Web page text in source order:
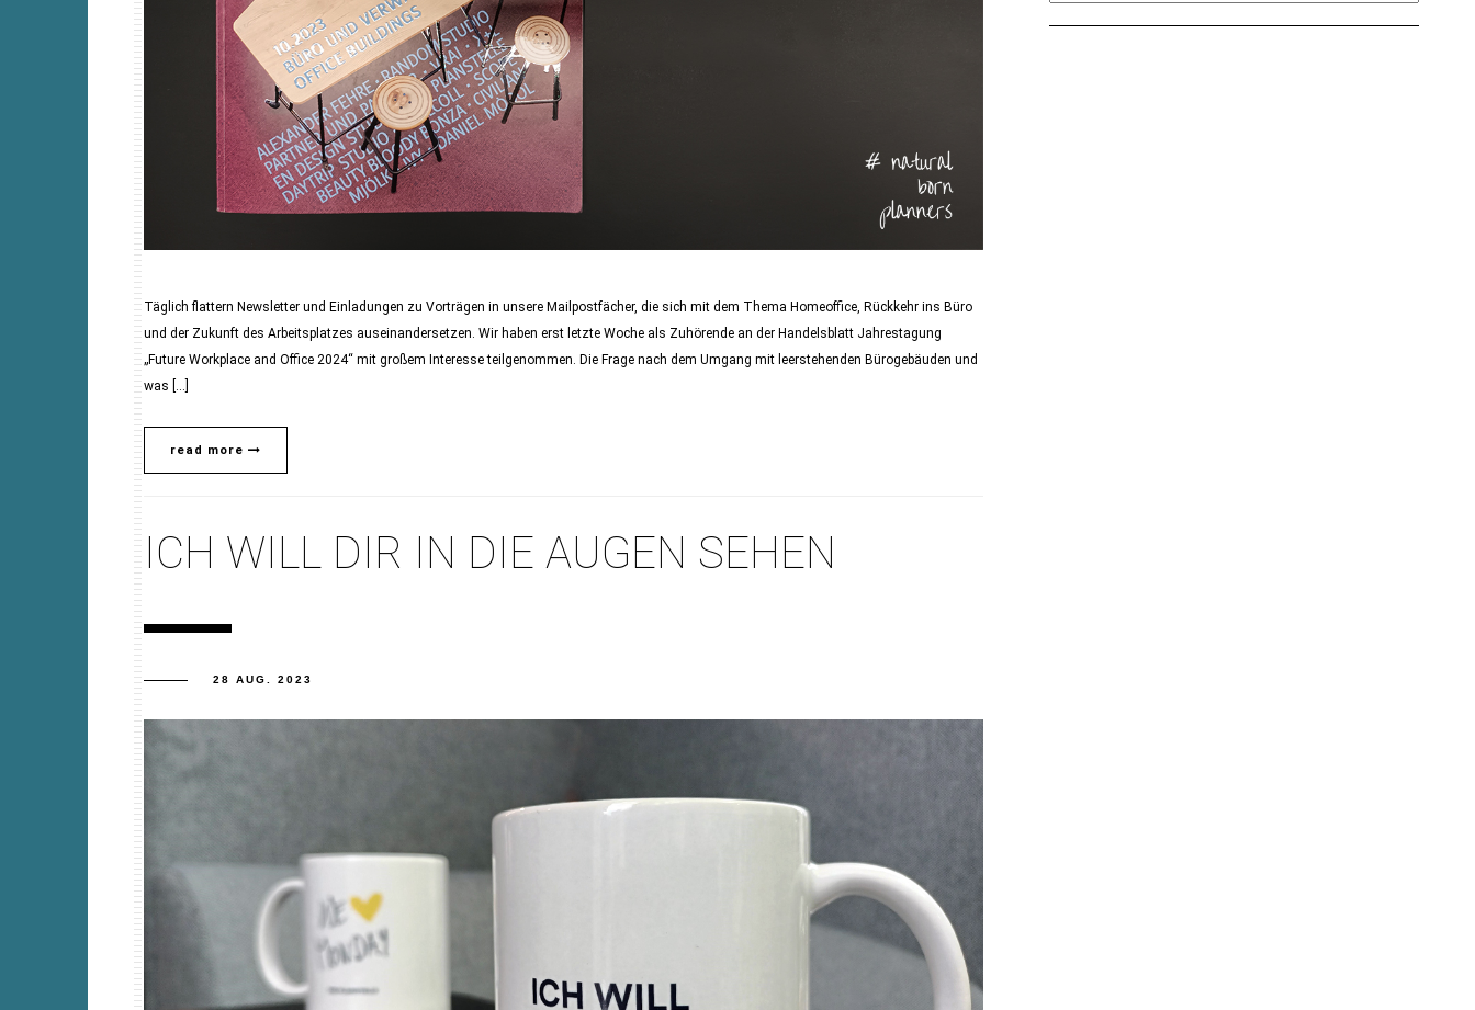
Täglich flattern Newsletter und Einladungen zu Vorträgen in unsere Mailpostfächer, die sich mit dem Thema Homeoffice, Rückkehr ins Büro
und der Zukunft des Arbeitsplatzes auseinandersetzen. Wir haben erst letzte Woche als Zuhörende an der Handelsblatt Jahrestagung
„Future Workplace and Office 2024“ mit großem Interesse teilgenommen. Die Frage nach dem Umgang mit leerstehenden Bürogebäuden und
was […]
read more
ICH WILL DIR IN DIE AUGEN SEHEN
28 AUG. 2023